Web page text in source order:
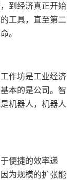
到经济真正开始
工具，直至第二
。
作坊是工业经济
本的是公司。智
机器人，机器人
便捷的效率递
为规模的扩张能